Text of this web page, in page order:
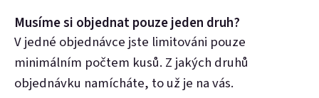
Musíme si objednat pouze jeden druh?
V jedné objednávce jste limitováni pouze
minimálním počtem kusů. Z jakých druhů
objednávku namícháte, to už je na vás.